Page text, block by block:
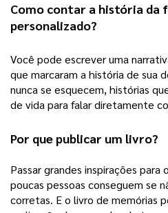
Como contar a história da
personalizado?
Você pode escrever uma
que marcaram a história de sua
nunca se esquecem, histórias
de vida para falar diretamente
Por que publicar um livro?
Passar grandes inspirações
poucas pessoas conseguem se
corretas. E o livro de memórias